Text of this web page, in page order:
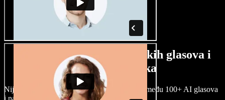
Veliki izbor muških i ženskih glasova i
raznih naglasaka
Nijedan projekt ne mora zvučati isto. Birajte među 100+ AI glasova
i naglasaka i prilagodite ih sebi.